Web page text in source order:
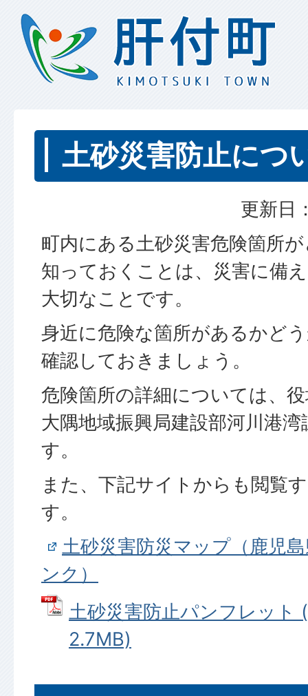
土砂災害防止につ
更新日
町内にある土砂災害危険箇所
知っておくことは、災害に備
大切なことです。
身近に危険な箇所があるかど
確認しておきましょう。
危険箇所の詳細については、
大隅地域振興局建設部河川港
す。
また、下記サイトからも閲覧
す。
土砂災害防災マップ（鹿児
ンク）
土砂災害防止パンフレット
2.7MB)